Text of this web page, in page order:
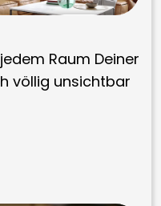
Raum Deiner
völlig unsichtbar